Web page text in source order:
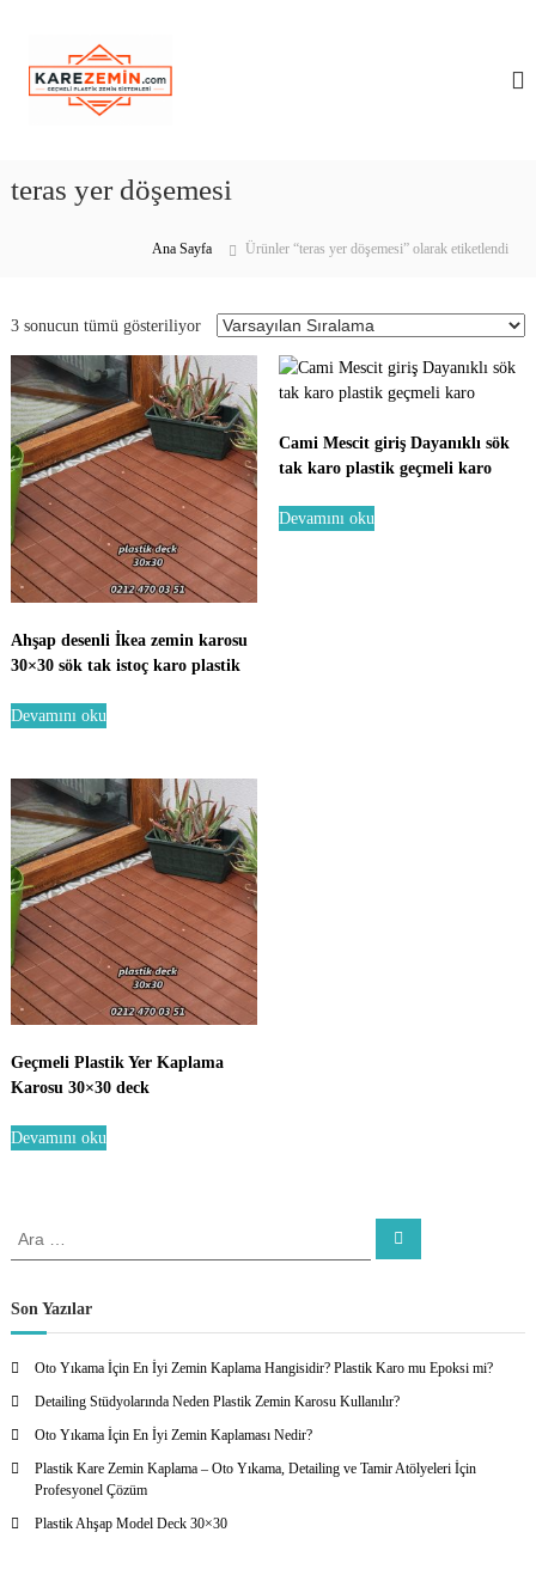
e
i
o
m
i
a
m
i
n
K
p
a
m
a
teras yer döşemesi
Ana Sayfa Ürünler “teras yer döşemesi” olarak etiketlendi
3 sonucun tümü gösteriliyor
Ahşap desenli İkea zemin karosu
30×30 sök tak istoç karo plastik
Devamını oku
Cami Mescit giriş Dayanıklı sök
tak karo plastik geçmeli karo
Devamını oku
Geçmeli Plastik Yer Kaplama
Karosu 30×30 deck
Devamını oku
:
A
Son Yazılar
Oto Yıkama İçin En İyi Zemin Kaplama Hangisidir? Plastik Karo mu Epoksi mi?
Detailing Stüdyolarında Neden Plastik Zemin Karosu Kullanılır?
Oto Yıkama İçin En İyi Zemin Kaplaması Nedir?
Plastik Kare Zemin Kaplama – Oto Yıkama, Detailing ve Tamir Atölyeleri İçin
Profesyonel Çözüm
Plastik Ahşap Model Deck 30×30